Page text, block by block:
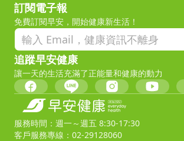
訂閱電子報
免費訂閱早安，開始健康新生活！
追蹤早安健康
讓一天的生活充滿了正能量和健康的動力
服務時間：週一～週五 8:30-17:30
客戶服務專線：02-29128060